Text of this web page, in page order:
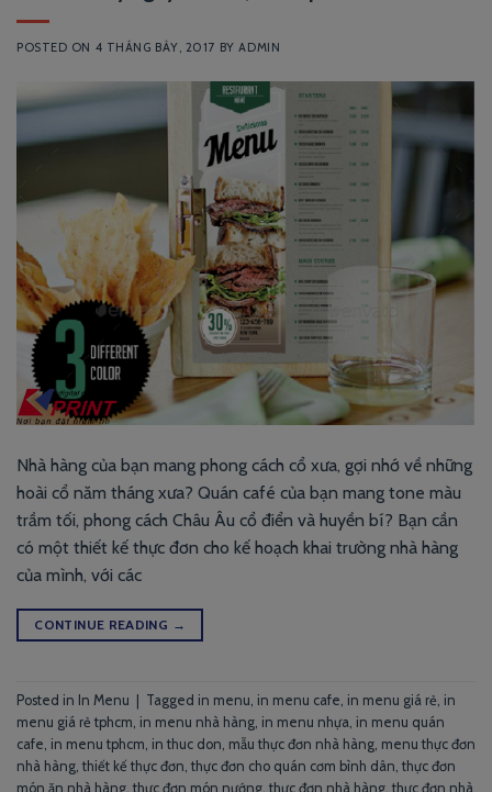
POSTED ON 4 THÁNG BẢY, 2017 BYADMIN
Nhà hàng của bạn mang phong cách cổ xưa, gợi nhớ về những
hoài cổ năm tháng xưa? Quán café của bạn mang tone màu
trầm tối, phong cách Châu Âu cổ điển và huyền bí? Bạn cần
có một thiết kế thực đơn cho kế hoạch khai trường nhà hàng
của mình, với các
CONTINUE READING →
Posted in In Menu Tagged in menu in menu cafe in menu giá rẻ in
menu giá rẻ tphcm in menu nhà hàng in menu nhựa in menu quán
cafe in menu tphcm in thuc don mẫu thực đơn nhà hàng menu thực đơn
nhà hàng thiết kế thực đơn thực đơn cho quán cơm bình dân thực đơn
món ăn nhà hàng thực đơn món nướng thực đơn nhà hàng thực đơn nhà